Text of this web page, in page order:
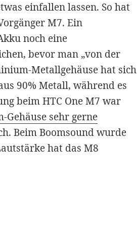
einfallen lassen. So hat
M7. Ein
noch eine
bevor man „von der
Metallgehäuse hat sich
90% Metall, während es
beim HTC One M7 war
Gehäuse sehr gerne
Beim Boomsound wurde
hat das M8